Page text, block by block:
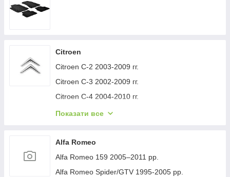
Citroen
Citroen C-2 2003-2009 гг.
Citroen C-3 2002-2009 гг.
Citroen C-4 2004-2010 гг.
Citroen C-1 2005-2014 гг.
Citroen C-4 Picasso 2006-2013 гг.
Citroen Nemo 2007-2017 гг.
Citroen Berlingo 1996-2008 гг.
Показати все
Alfa Romeo
Alfa Romeo 159 2005–2011 рр.
Alfa Romeo Spider/GTV 1995-2005 рр.